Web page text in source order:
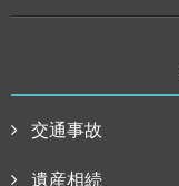
交通事故
遺産相続